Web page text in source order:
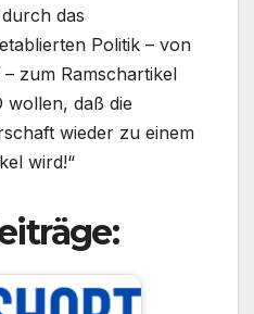
das
Politik – von
zum Ramschartikel
wollen, daß die
wieder zu einem
wird!“